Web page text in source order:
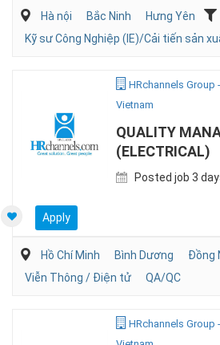
Hà nội Bắc Ninh Hưng Yên
Kỹ sư Công Nghiệp (IE)/Cải tiến sản
HRchannels Group
Vietnam
QUALITY
(ELECTRICAL)
Posted job 3
Apply
Hồ Chí Minh Bình Dương Đồng
Viễn Thông / Điện tử
QA/QC
HRchannels Group